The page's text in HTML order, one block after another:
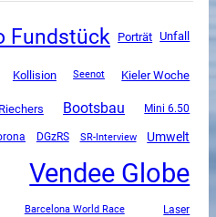
Fundstück Porträt Unfall
Kollision Seenot Kieler Woche
Bootsbau Mini 6.50
DGzRS SR-Interview Umwelt
Vendee Globe
Barcelona World Race Laser